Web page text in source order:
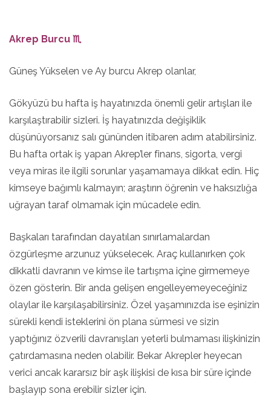
Akrep Burcu ♏
Güneş Yükselen ve Ay burcu Akrep olanlar,
Gökyüzü bu hafta iş hayatınızda önemli gelir artışları ile
karşılaştırabilir sizleri. İş hayatınızda değişiklik
düşünüyorsanız salı gününden itibaren adım atabilirsiniz.
Bu hafta ortak iş yapan Akrep’ler finans, sigorta, vergi
veya miras ile ilgili sorunlar yaşamamaya dikkat edin. Hiç
kimseye bağımlı kalmayın; araştırın öğrenin ve haksızlığa
uğrayan taraf olmamak için mücadele edin.
Başkaları tarafından dayatılan sınırlamalardan
özgürleşme arzunuz yükselecek. Araç kullanırken çok
dikkatli davranın ve kimse ile tartışma içine girmemeye
özen gösterin. Bir anda gelişen engelleyemeyeceğiniz
olaylar ile karşılaşabilirsiniz. Özel yaşamınızda ise eşinizin
sürekli kendi isteklerini ön plana sürmesi ve sizin
yaptığınız özverili davranışları yeterli bulmaması ilişkinizin
çatırdamasına neden olabilir. Bekar Akrepler heyecan
verici ancak kararsız bir aşk ilişkisi de kısa bir süre içinde
başlayıp sona erebilir sizler için.